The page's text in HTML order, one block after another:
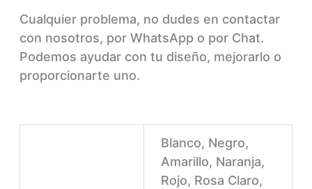
Cualquier problema, no dudes en contactar
con nosotros, por WhatsApp o por Chat.
Podemos ayudar con tu diseño, mejorarlo o
proporcionarte uno.
Blanco, Negro,
Amarillo, Naranja,
Rojo, Rosa Claro,